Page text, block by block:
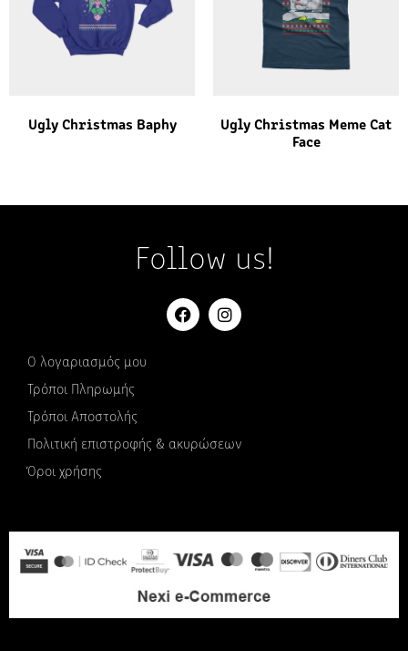
Ugly Christmas Baphy
Ugly Christmas Meme Cat
Face
Follow us!
Ο λογαριασμός μου
Τρόποι Πληρωμής
Τρόποι Αποστολής
Πολιτική επιστροφής & ακυρώσεων
Όροι χρήσης